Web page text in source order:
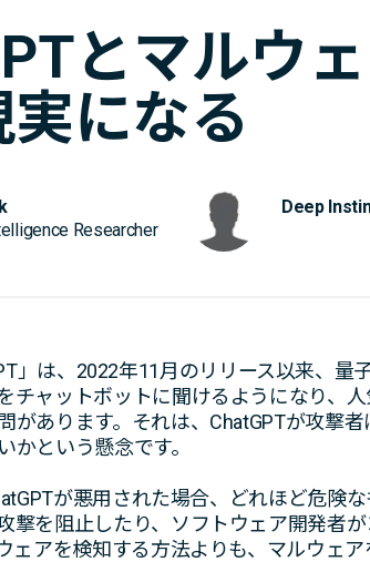
とマルウ
になる
Researcher
Deep
」は、2022年11月のリリース以来、
チャットボットに聞けるようになり、
があります。それは、ChatGPTが攻撃
かという懸念です。
が悪用された場合、どれほど危険
撃を阻止したり、ソフトウェア開発者
ェアを検知する方法よりも、マルウェ